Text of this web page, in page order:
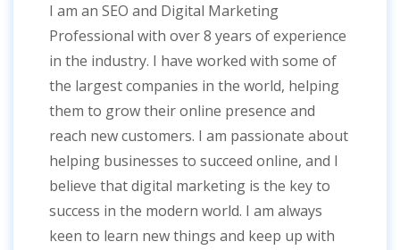
I am an SEO and Digital Marketing
Professional with over 8 years of experience
in the industry. I have worked with some of
the largest companies in the world, helping
them to grow their online presence and
reach new customers. I am passionate about
helping businesses to succeed online, and I
believe that digital marketing is the key to
success in the modern world. I am always
keen to learn new things and keep up with